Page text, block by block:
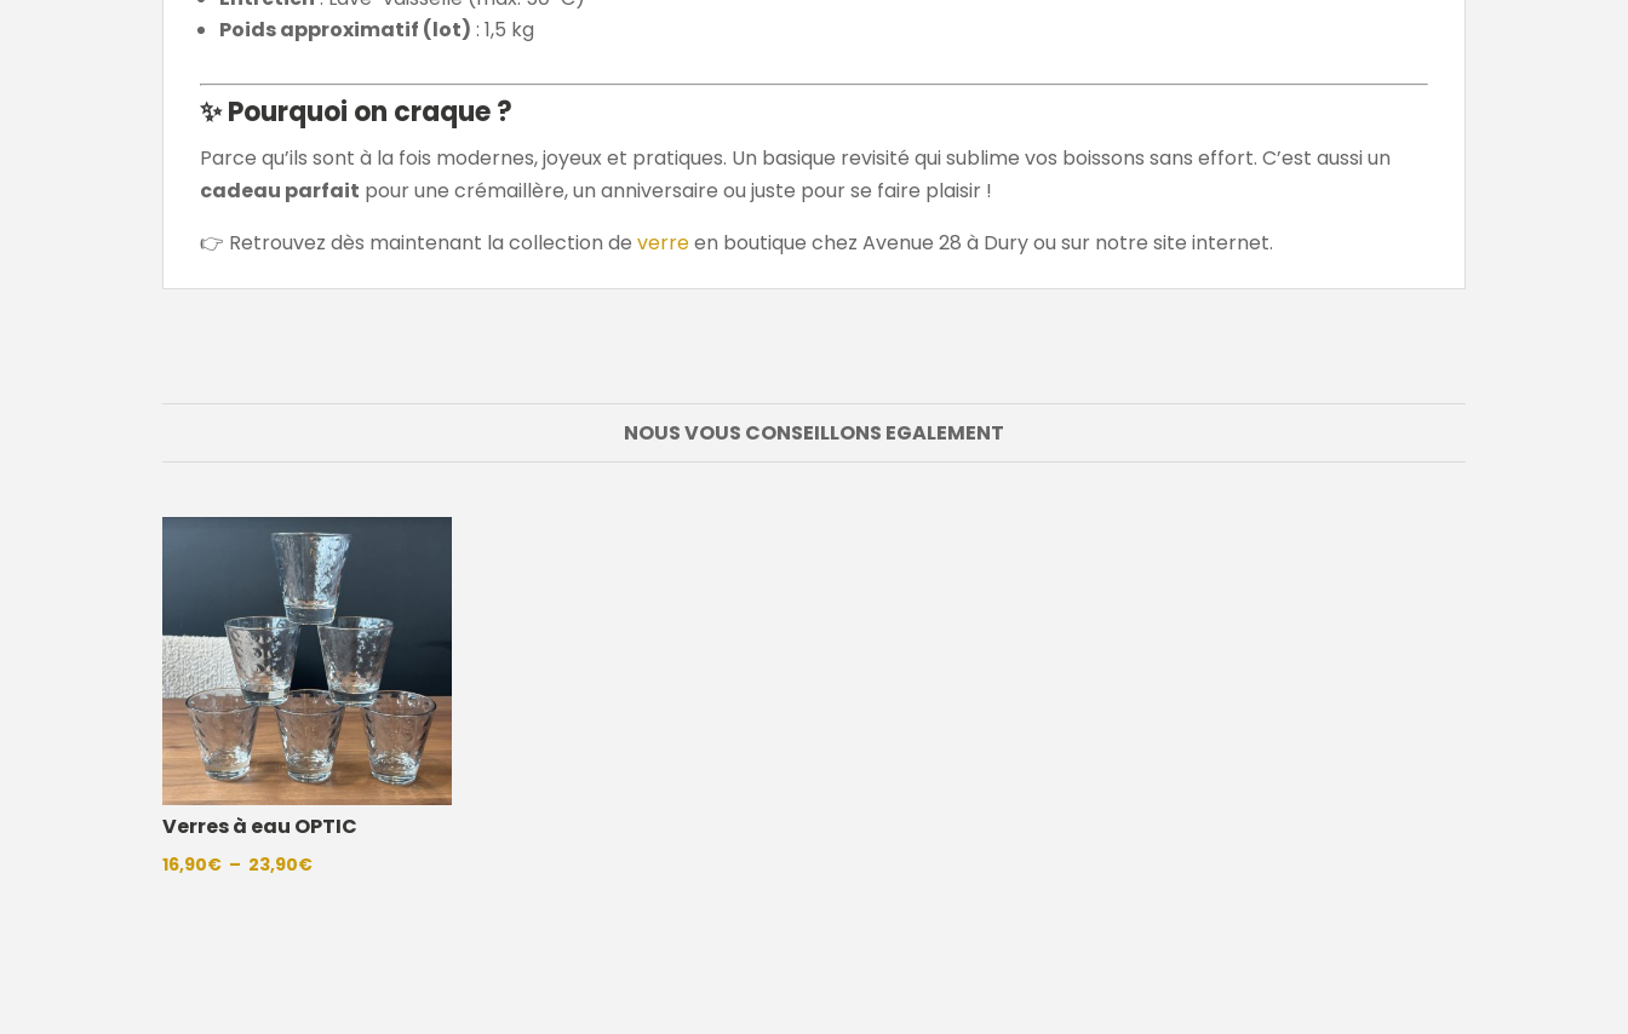
Poids approximatif (lot) : 1,5 kg
✨ Pourquoi on craque ?
Parce qu’ils sont à la fois modernes, joyeux et pratiques. Un basique revisité qui sublime vos boissons sans effort. C’est aussi un
cadeau parfait pour une crémaillère, un anniversaire ou juste pour se faire plaisir !
👉 Retrouvez dès maintenant la collection deverreen boutique chez Avenue 28 à Dury ou sur notre site internet.
NOUS VOUS CONSEILLONS EGALEMENT
Verres à eau OPTIC
16,90€ – 23,90€Plage